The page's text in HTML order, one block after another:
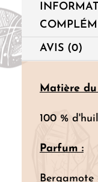
AVIS (0)
Matière
100 %
Parfum :
Bergamote